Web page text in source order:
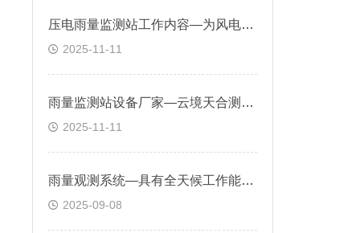
压电雨量监测站工作内容—为风电场提供降雨数据，支持安全运营和维护
2025-11-11
雨量监测站设备厂家—云境天合测量降水量、降水强度、降水时间等提供数据
2025-11-11
雨量观测系统—具有全天候工作能力，能够适应各种恶劣天气条件
2025-09-08